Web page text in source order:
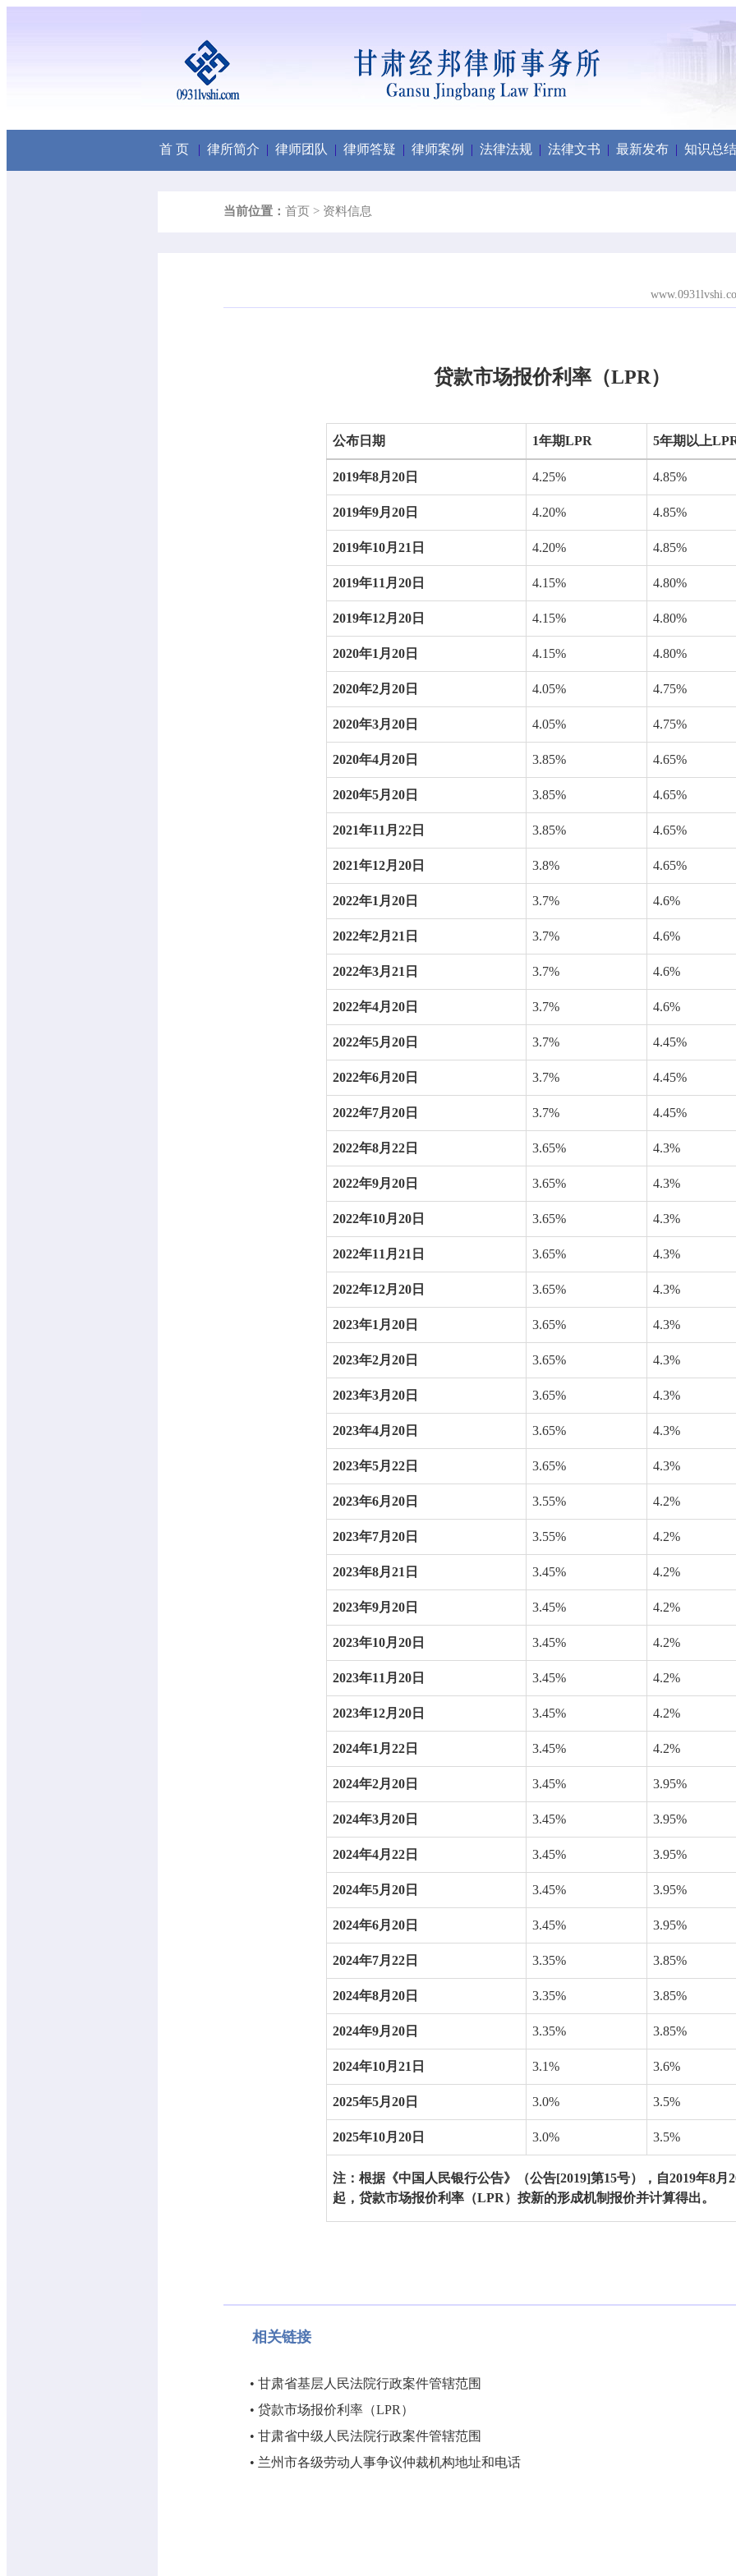
首 页 | 律所简介 | 律师团队 | 律师答疑 | 律师案例 | 法律法规 | 法律文书 | 最新发布 | 知识总结
当前位置： 首页 > 资料信息
贷款市场报价利率（LPR）
公布日期 1年期LPR 5年期以上
2019年8月20 日 4.25% 4.85%
2019年9月20 日 4.20% 4.85%
2019年10月21 日 4.20% 4.85%
2019年11 月20 日 4.15% 4.80%
2019年12月20 日 4.15% 4.80%
2020年1 月20 日 4.15% 4.80%
2020年2月20 日 4.05% 4.75%
2020年3月20 日 4.05% 4.75%
2020年4月20 日 3.85% 4.65%
2020年5月20 日 3.85% 4.65%
2021年11 月22 日 3.85% 4.65%
2021年12月20 日 3.8% 4.65%
2022年1 月20 日 3.7% 4.6%
2022年2月21 日 3.7% 4.6%
2022年3月21 日 3.7% 4.6%
2022年4月20 日 3.7% 4.6%
2022年5月20 日 3.7% 4.45%
2022年6月20 日 3.7% 4.45%
2022年7月20 日 3.7% 4.45%
2022年8月22 日 3.65% 4.3%
2022年9月20 日 3.65% 4.3%
2022年10月20 日 3.65% 4.3%
2022年11 月21 日 3.65% 4.3%
2022年12月20 日 3.65% 4.3%
2023年1 月20 日 3.65% 4.3%
2023年2月20 日 3.65% 4.3%
2023年3月20 日 3.65% 4.3%
2023年4月20 日 3.65% 4.3%
2023年5月22 日 3.65% 4.3%
2023年6月20 日 3.55% 4.2%
2023年7月20 日 3.55% 4.2%
2023年8月21 日 3.45% 4.2%
2023年9月20 日 3.45% 4.2%
2023年10月20 日 3.45% 4.2%
2023年11 月20 日 3.45% 4.2%
2023年12月20 日 3.45% 4.2%
2024年1 月22 日 3.45% 4.2%
2024年2月20 日 3.45% 3.95%
2024年3月20 日 3.45% 3.95%
2024年4月22 日 3.45% 3.95%
2024年5月20 日 3.45% 3.95%
2024年6月20 日 3.45% 3.95%
2024年7月22 日 3.35% 3.85%
2024年8月20 日 3.35% 3.85%
2024年9月20 日 3.35% 3.85%
2024年10月21 日 3.1% 3.6%
2025年5月20 日 3.0% 3.5%
2025年10月20 日 3.0% 3.5%
注：根据《中国人民银行公告》（公告[2019]第15号），自2019年8月
起，贷款市场报价利率（LPR）按新的形成机制报价并计算得出。
相关链接
• 甘肃省基层人民法院行政案件管辖范围
• 贷款市场报价利率（LPR）
• 甘肃省中级人民法院行政案件管辖范围
• 兰州市各级劳动人事争议仲裁机构地址和电话